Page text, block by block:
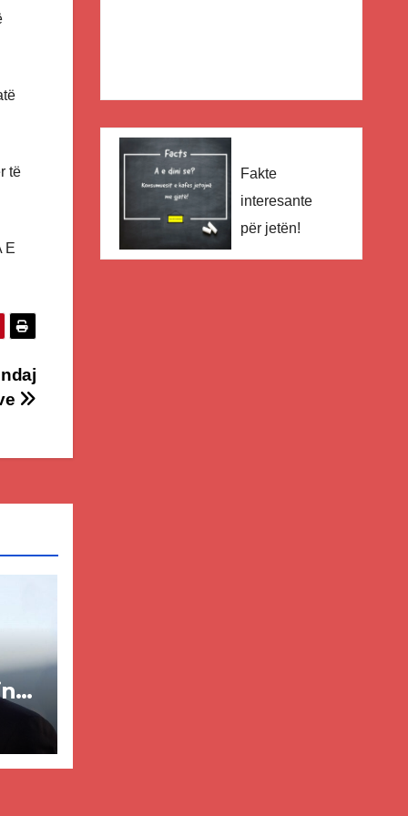
të
E
Fakte
interesante
për jetën!